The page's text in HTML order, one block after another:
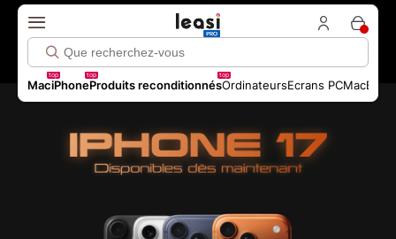
Mac
top
iPhone
top
Produits reconditionnés
top
OrdinateursEcrans PCMacBook
Click me!